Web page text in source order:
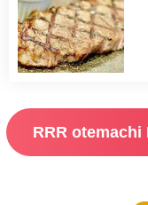
RRR otemachi